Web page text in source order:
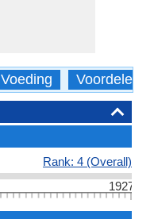
Voeding Voordelen
Rank: 4 (Overall)
1927